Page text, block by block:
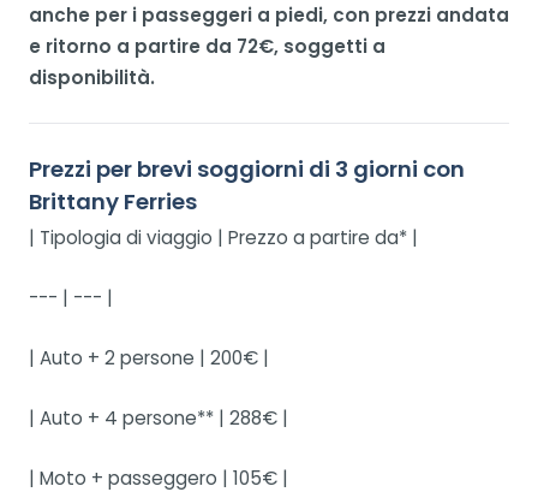
anche per i passeggeri a piedi, con prezzi andata
e ritorno a partire da 72€, soggetti a
disponibilità.
Prezzi per brevi soggiorni di 3 giorni con
Brittany Ferries
| Tipologia di viaggio | Prezzo a partire da* |
--- | --- |
| Auto + 2 persone | 200€ |
| Auto + 4 persone** | 288€ |
| Moto + passeggero | 105€ |